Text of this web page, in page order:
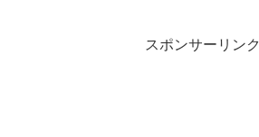
スポンサーリンク